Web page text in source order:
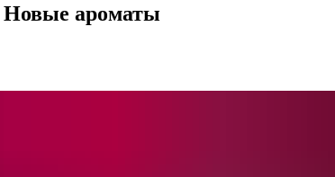
Новые ароматы